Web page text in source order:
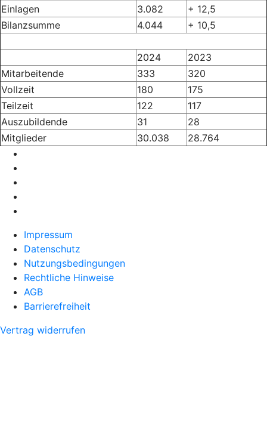
Einlagen
3.082
+ 12,5
Bilanzsumme
4.044 + 10,5
2024
2023
Mitarbeitende
333
320
Vollzeit
180
175
Teilzeit
122
117
Auszubildende
31
28
Mitglieder
30.038 28.764
Impressum
Datenschutz
Nutzungsbedingungen
Rechtliche Hinweise
AGB
Barrierefreiheit
Vertrag widerrufen